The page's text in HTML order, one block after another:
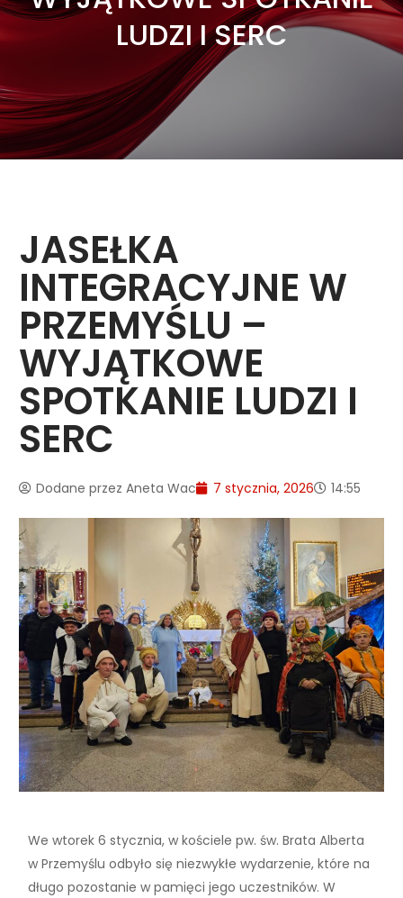
LUDZI I SERC
JASEŁKA
INTEGRACYJNE W
PRZEMYŚLU –
WYJĄTKOWE
SPOTKANIE LUDZI I
SERC
Dodane przez Aneta Wac 7 stycznia, 2026 14:55
We wtorek 6 stycznia, w kościele pw. św. Brata Alberta
w Przemyślu odbyło się niezwykłe wydarzenie, które na
długo pozostanie w pamięci jego uczestników. W